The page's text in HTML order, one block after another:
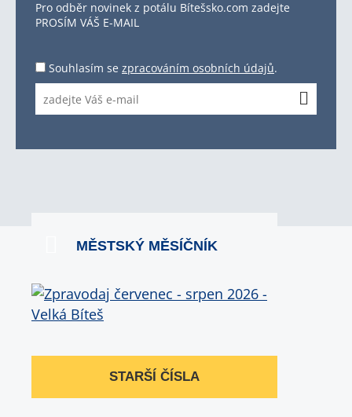
Pro odběr novinek z potálu Bítešsko.com zadejte
PROSÍM VÁŠ E-MAIL
Souhlasím se zpracováním osobních údajů.
MĚSTSKÝ MĚSÍČNÍK
STARŠÍ ČÍSLA